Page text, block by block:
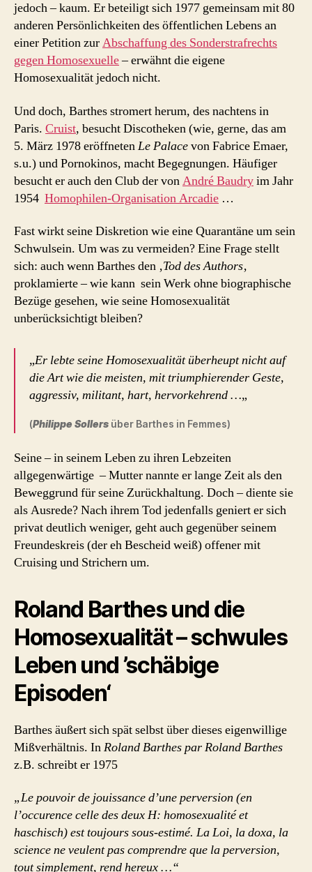
jedoch – kaum. Er beteiligt sich 1977 gemeinsam mit 80
anderen Persönlichkeiten des öffentlichen Lebens an
einer Petition zurAbschaffung des Sonderstrafrechts
gegen Homosexuelle– erwähnt die eigene
Homosexualität jedoch nicht.
Und doch, Barthes stromert herum, des nachtens in
Paris. Cruist, besucht Discotheken (wie, gerne, das am
5. März 1978 eröffnetenLe Palacevon Fabrice Emaer,
s.u.) und Pornokinos, macht Begegnungen. Häufiger
besucht er auch den Club der vonAndré Baudryim Jahr
1954 Homophilen-Organisation Arcadie …
Fast wirkt seine Diskretion wie eine Quarantäne um sein
Schwulsein. Um was zu vermeiden? Eine Frage stellt
sich: auch wenn Barthes den ‚Tod des Authors‚
proklamierte – wie kann sein Werk ohne biographische
Bezüge gesehen, wie seine Homosexualität
unberücksichtigt bleiben?
„Er lebte seine Homosexualität überheupt nicht auf
die Art wie die meisten, mit triumphierender Geste,
aggressiv, militant, hart, hervorkehrend …„
(Philippe Sollers über Barthes in Femmes)
Seine – in seinem Leben zu ihren Lebzeiten
allgegenwärtige – Mutter nannte er lange Zeit als den
Beweggrund für seine Zurückhaltung. Doch – diente sie
als Ausrede? Nach ihrem Tod jedenfalls geniert er sich
privat deutlich weniger, geht auch gegenüber seinem
Freundeskreis (der eh Bescheid weiß) offener mit
Cruising und Strichern um.
Roland Barthes und die
Homosexualität – schwules
Leben und ’schäbige
Episoden‘
Barthes äußert sich spät selbst über dieses eigenwillige
Mißverhältnis. InRoland Barthes par Roland Barthes
z.B. schreibt er 1975
„Le pouvoir de jouissance d’une perversion (en
l’occurence celle des deux H: homosexualité et
haschisch) est toujours sous-estimé. La Loi, la doxa, la
science ne veulent pas comprendre que la perversion,
tout simplement, rend hereux …“